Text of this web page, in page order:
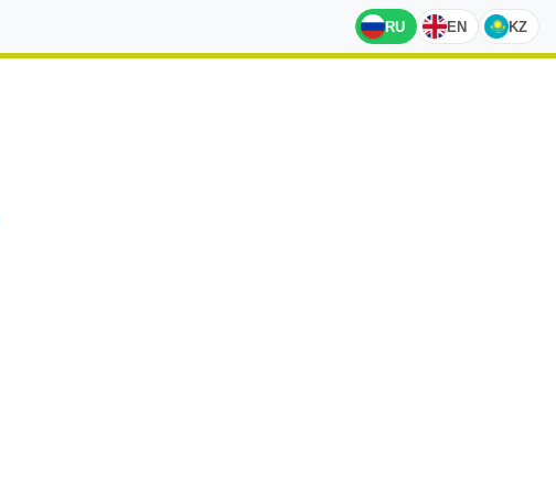
RU EN KZ